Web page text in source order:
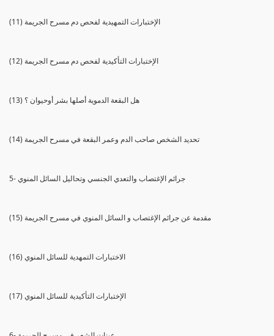
(11) الإختبارات التمهيدية لفحص دم مسرح الجريمة
(12) الإختبارات التأكيدية لفحص دم مسرح الجريمة
(13) هل البقعة الدموية أصلها بشر أوحيوان ؟
(14) تحديد الشخص صاحب الدم وعمر البقعة في مسرح الجريمة
5- جرائم الإغتصاب والتعدي الجنسي وتحاليل السائل المنوي
(15) مقدمة عن جرائم الإغتصاب و السائل المنوي في مسرح الجريمة
(16) الاختبارات التمهدية للسائل المنوي
(17) الإختبارات التأكيدية للسائل المنوي